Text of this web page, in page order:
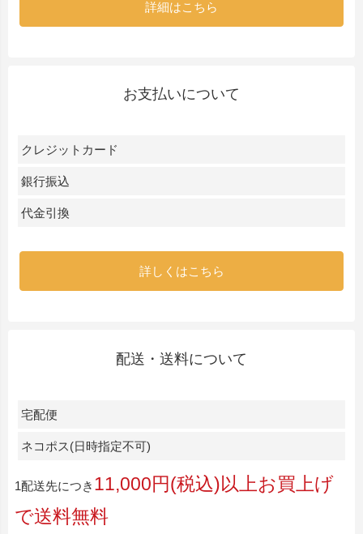
詳細はこちら
お支払いについて
クレジットカード
銀行振込
代金引換
詳しくはこちら
配送・送料について
宅配便
ネコポス(日時指定不可)
1配送先につき 11,000円(税込)以上お買上げ
で送料無料